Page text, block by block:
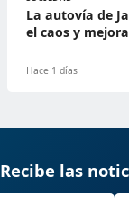
La autovía de
el caos y
Hace 1 días
Recibe las